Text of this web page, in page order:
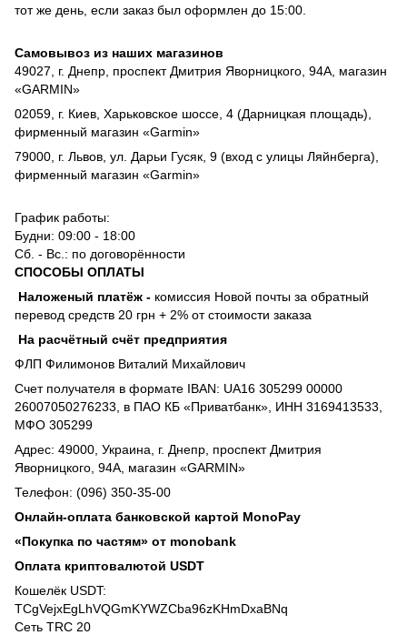
тот же день, если заказ был оформлен до 15:00.
Самовывоз из наших магазинов
49027, г. Днепр, проспект Дмитрия Яворницкого, 94А, магазин
«GARMIN»
02059, г. Киев, Харьковское шоссе, 4 (Дарницкая площадь),
фирменный магазин «Garmin»
79000, г. Львов, ул. Дарьи Гусяк, 9 (вход с улицы Ляйнберга),
фирменный магазин «Garmin»
График работы:
Будни: 09:00 - 18:00
Сб. - Вс.: по договорённости
СПОСОБЫ ОПЛАТЫ
Наложеный платёж - комиссия Новой почты за обратный
перевод средств 20 грн + 2% от стоимости заказа
На расчётный счёт предприятия
ФЛП Филимонов Виталий Михайлович
Счет получателя в формате IBAN: UA16 305299 00000
26007050276233, в ПАО КБ «Приватбанк», ИНН 3169413533,
МФО 305299
Адрес: 49000, Украина, г. Днепр, проспект Дмитрия
Яворницкого, 94А, магазин «GARMIN»
Телефон: (096) 350-35-00
Онлайн-оплата банковской картой MonoPay
«Покупка по частям» от monobank
Оплата криптовалютой USDT
Кошелёк USDT:
TCgVejxEgLhVQGmKYWZCba96zKHmDxaBNq
Сеть TRC 20